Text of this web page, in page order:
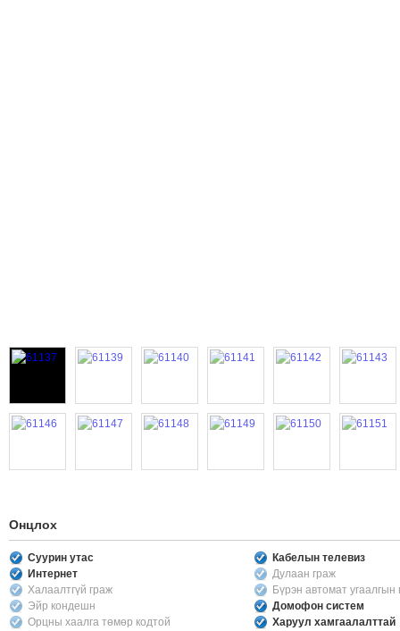
Онцлох
Суурин утас
Кабелын телевиз
Интернет
Дулаан граж
Халаалтгүй граж
Бүрэн автомат
Эйр кондешн
Домофон систем
Орцны хаалга төмөр кодтой
Харуул хамгаалалттай